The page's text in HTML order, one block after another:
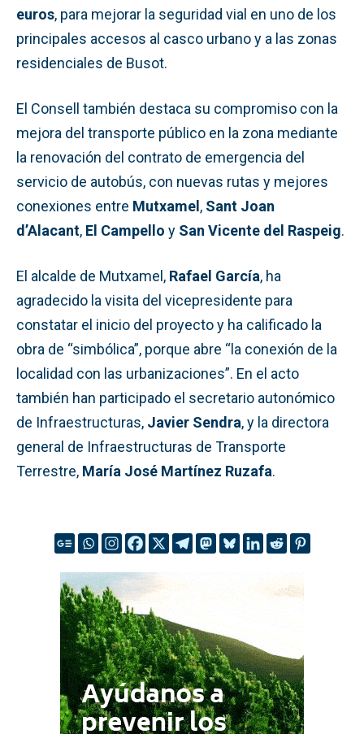
euros, para mejorar la seguridad vial en uno de los
principales accesos al casco urbano y a las zonas
residenciales de Busot.
El Consell también destaca su compromiso con la
mejora del transporte público en la zona mediante
la renovación del contrato de emergencia del
servicio de autobús, con nuevas rutas y mejores
conexiones entre Mutxamel, Sant Joan
d’Alacant, El Campello y San Vicente del Raspeig.
El alcalde de Mutxamel, Rafael García, ha
agradecido la visita del vicepresidente para
constatar el inicio del proyecto y ha calificado la
obra de “simbólica”, porque abre “la conexión de la
localidad con las urbanizaciones”. En el acto
también han participado el secretario autonómico
de Infraestructuras, Javier Sendra, y la directora
general de Infraestructuras de Transporte
Terrestre, María José Martínez Ruzafa.